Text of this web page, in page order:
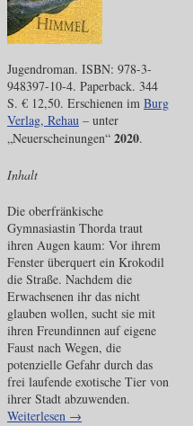
Jugendroman. ISBN: 978-3-
948397-10-4. Paperback. 344
S. € 12,50. Erschienen im Burg
Verlag, Rehau – unter
„Neuerscheinungen“ 2020.
Inhalt
Die oberfränkische
Gymnasiastin Thorda traut
ihren Augen kaum: Vor ihrem
Fenster überquert ein Krokodil
die Straße. Nachdem die
Erwachsenen ihr das nicht
glauben wollen, sucht sie mit
ihren Freundinnen auf eigene
Faust nach Wegen, die
potenzielle Gefahr durch das
frei laufende exotische Tier von
ihrer Stadt abzuwenden.
Weiterlesen →